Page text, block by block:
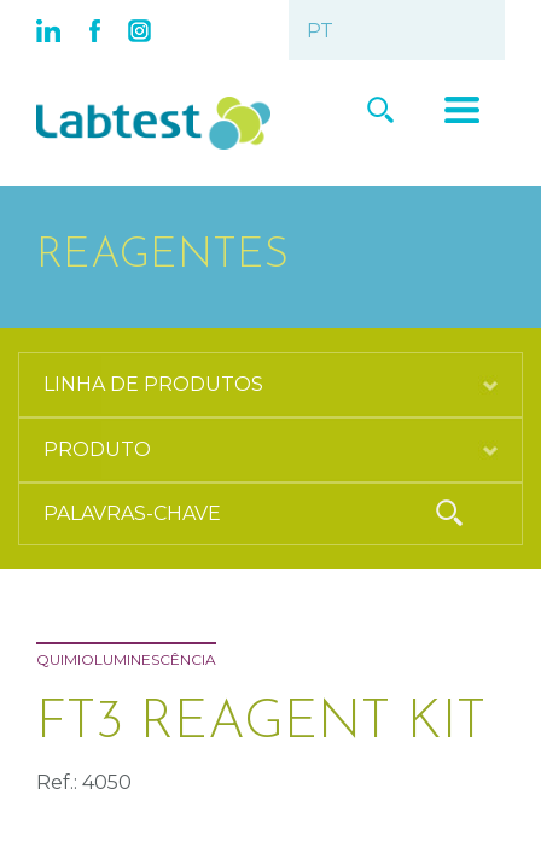
REAGENTES
QUIMIOLUMINESCÊNCIA
FT3 REAGENT KIT
Ref.: 4050